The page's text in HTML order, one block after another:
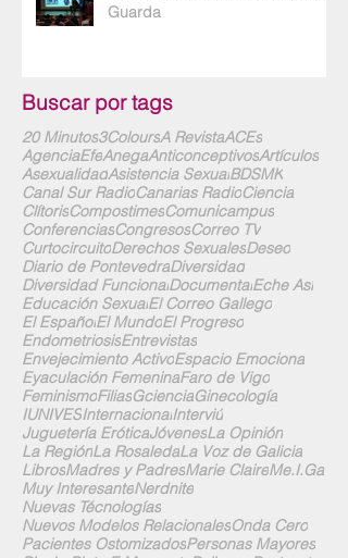
Guarda
Buscar por tags
20 Minutos3ColoursA RevistaACEs
AgenciaEfeAnegaAnticonceptivosArtículos
AsexualidadAsistencia SexualBDSMK
Canal Sur RadioCanarias RadioCiencia
ClítorisCompostimesComunicampus
ConferenciasCongresosCorreo TV
CurtocircuitoDerechos SexualesDeseo
Diario de PontevedraDiversidad
Diversidad FuncionalDocumentalEche Así
Educación SexualEl Correo Gallego
El EspañolEl MundoEl Progreso
EndometriosisEntrevistas
Envejecimiento ActivoEspacio Emociona
Eyaculación FemeninaFaro de Vigo
FeminismoFiliasGcienciaGinecología
IUNIVESInternacionalInterviú
Juguetería EróticaJóvenesLa Opinión
La RegiónLa RosaledaLa Voz de Galicia
LibrosMadres y PadresMarie ClaireMe.I.Ga
Muy InteresanteNerdnite
Nuevas Técnologías
Nuevos Modelos RelacionalesOnda Cero
Pacientes OstomizadosPersonas Mayores